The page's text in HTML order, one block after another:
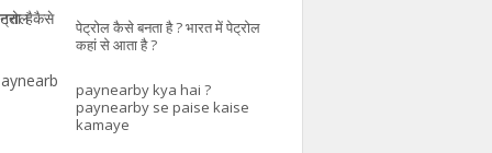
पेट्रोल कैसे बनता है ? भारत में पेट्रोल
कहां से आता है ?
paynearby kya hai ?
paynearby se paise kaise
kamaye